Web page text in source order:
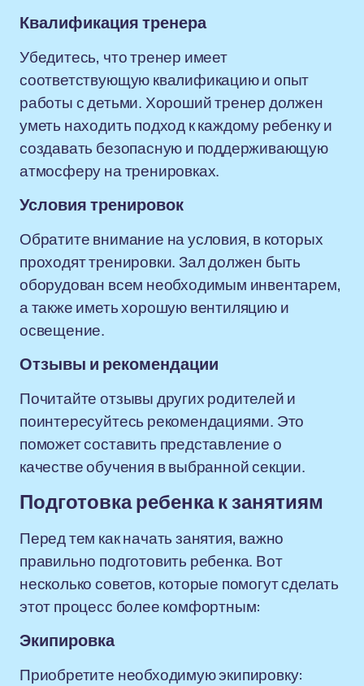
Квалификация тренера
Убедитесь, что тренер имеет
соответствующую квалификацию и опыт
работы с детьми. Хороший тренер должен
уметь находить подход к каждому ребенку и
создавать безопасную и поддерживающую
атмосферу на тренировках.
Условия тренировок
Обратите внимание на условия, в которых
проходят тренировки. Зал должен быть
оборудован всем необходимым инвентарем,
а также иметь хорошую вентиляцию и
освещение.
Отзывы и рекомендации
Почитайте отзывы других родителей и
поинтересуйтесь рекомендациями. Это
поможет составить представление о
качестве обучения в выбранной секции.
Подготовка ребенка к занятиям
Перед тем как начать занятия, важно
правильно подготовить ребенка. Вот
несколько советов, которые помогут сделать
этот процесс более комфортным:
Экипировка
Приобретите необходимую экипировку: